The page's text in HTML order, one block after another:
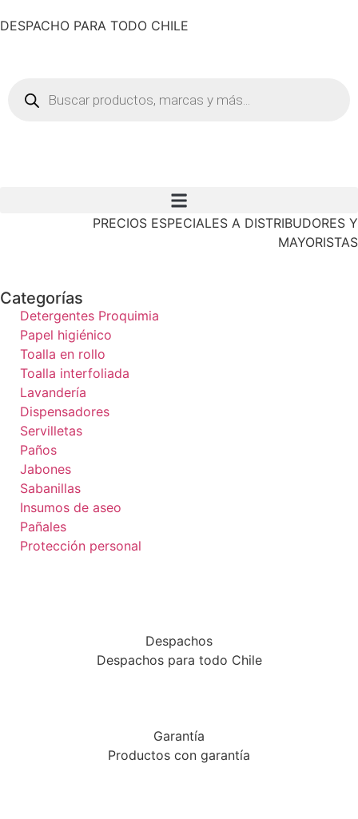
DESPACHO PARA TODO CHILE
PRECIOS ESPECIALES A DISTRIBUDORES Y
MAYORISTAS
Categorías
Detergentes Proquimia
Papel higiénico
Toalla en rollo
Toalla interfoliada
Lavandería
Dispensadores
Servilletas
Paños
Jabones
Sabanillas
Insumos de aseo
Pañales
Protección personal
Despachos
Despachos para todo Chile
Garantía
Productos con garantía